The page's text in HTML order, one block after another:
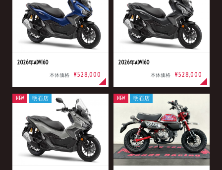
2026年ADV160
本体価格 ¥528,000
2026年ADV160
本体価格 ¥528,000
NEW 明石店 NEW 明石店